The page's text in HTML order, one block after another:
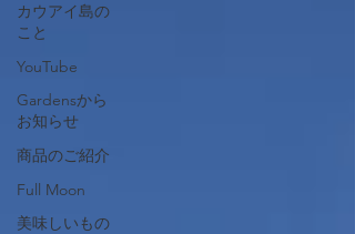
カウアイ島の
こと
YouTube
Gardensから
お知らせ
商品のご紹介
Full Moon
美味しいもの